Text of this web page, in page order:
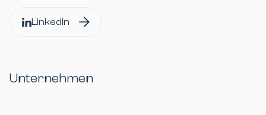
LinkedIn
Unternehmen